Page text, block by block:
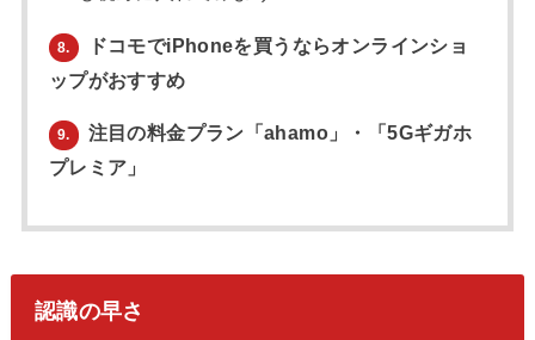
8.
ドコモでiPhoneを買うならオンラインショ
ップがおすすめ
9.
注目の料金プラン「ahamo」・「5Gギガホ
プレミア」
認識の早さ